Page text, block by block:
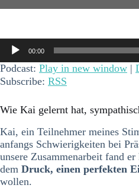
Audio-
Player
00:00
Podcast: Play in new window |
Subscribe: RSS
Wie Kai gelernt hat,
Kai, ein Teilnehmer meines
anfangs Schwierigkeiten bei
unsere Zusammenarbeit fand
dem Druck, einen perfekten
wollen.